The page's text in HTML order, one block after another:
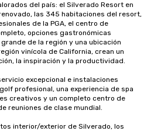
del país: el Silverado Resort en
las 345 habitaciones del resort,
de la PGA, el centro de
opciones gastronómicas
de la región y una ubicación
vinícola de California, crean un
la inspiración y la productividad.
excepcional e instalaciones
profesional, una experiencia de spa
creativos y un completo centro de
reuniones de clase mundial.
interior/exterior de Silverado, los